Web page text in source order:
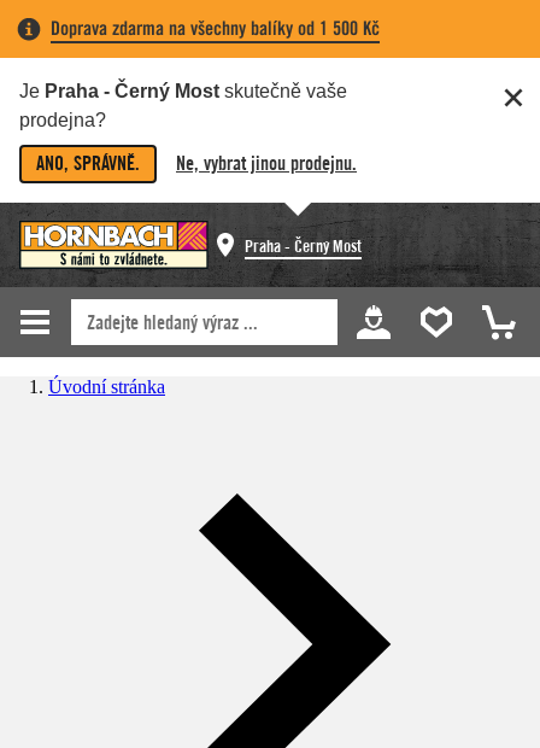
Doprava zdarma na všechny balíky od 1 500 Kč
Je Praha - Černý Most skutečně vaše
prodejna?
ANO, SPRÁVNĚ. Ne, vybrat jinou prodejnu.
Praha - Černý Most
Úvodní stránka